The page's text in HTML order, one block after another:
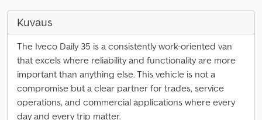
Kuvaus
The Iveco Daily 35 is a consistently work-oriented van
that excels where reliability and functionality are more
important than anything else. This vehicle is not a
compromise but a clear partner for trades, service
operations, and commercial applications where every
day and every trip matter.